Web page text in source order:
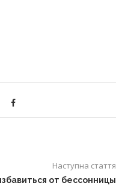
Наступна стаття
от бессонницы